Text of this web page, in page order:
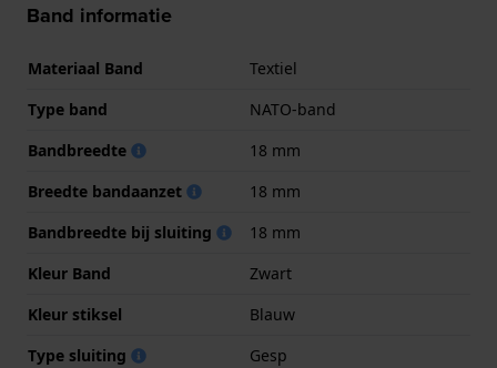
Band informatie
Materiaal Band
Textiel
Type band
NATO-band
Bandbreedte
18 mm
Breedte bandaanzet
18 mm
Bandbreedte bij sluiting
18 mm
Kleur Band
Zwart
Kleur stiksel
Blauw
Type sluiting
Gesp